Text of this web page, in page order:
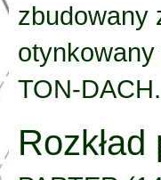
zbudowany
TON-DACH.